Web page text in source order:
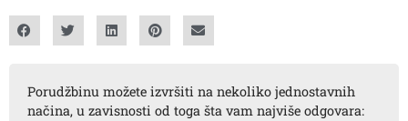
Porudžbinu možete izvršiti na nekoliko jednostavnih
načina, u zavisnosti od toga šta vam najviše odgovara: